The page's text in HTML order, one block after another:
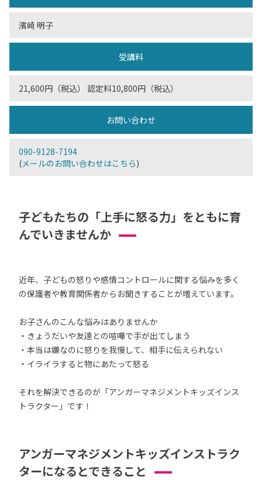
濱崎 明子
受講料
21,600円（税込） 認定料10,800円（税込）
お問い合わせ
090-9128-7194
(メールのお問い合わせはこちら)
子どもたちの「上手に怒る力」をともに育
んでいきませんか
近年、子どもの怒りや感情コントロールに関する悩みを多く
の保護者や教育関係者からお聞きすることが増えています。
お子さんのこんな悩みはありませんか
・きょうだいや友達との喧嘩で手が出てしまう
・本当は嫌なのに怒りを我慢して、相手に伝えられない
・イライラすると物にあたって怒る
それを解決できるのが「アンガーマネジメントキッズインス
トラクター」です！
アンガーマネジメントキッズインストラク
ターになるとできること